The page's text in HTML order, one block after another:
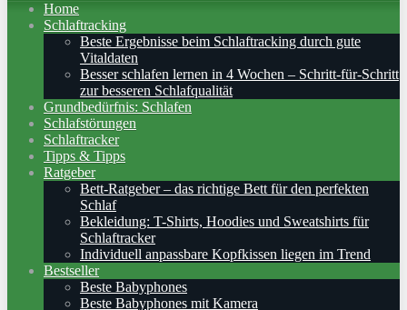
Home
Schlaftracking
Beste Ergebnisse beim Schlaftracking durch gute
Vitaldaten
Besser schlafen lernen in 4 Wochen – Schritt‑für‑Schritt
zur besseren Schlafqualität
Grundbedürfnis: Schlafen
Schlafstörungen
Schlaftracker
Tipps & Tipps
Ratgeber
Bett-Ratgeber – das richtige Bett für den perfekten
Schlaf
Bekleidung: T-Shirts, Hoodies und Sweatshirts für
Schlaftracker
Individuell anpassbare Kopfkissen liegen im Trend
Bestseller
Beste Babyphones
Beste Babyphones mit Kamera